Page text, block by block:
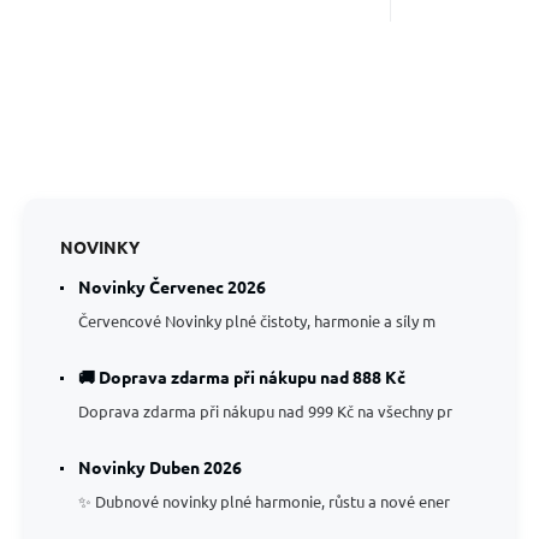
NOVINKY
Novinky Červenec 2026
Červencové Novinky plné čistoty, harmonie a síly m
🚚 Doprava zdarma při nákupu nad 888 Kč
Doprava zdarma při nákupu nad 999 Kč na všechny pr
Novinky Duben 2026
✨ Dubnové novinky plné harmonie, růstu a nové ener